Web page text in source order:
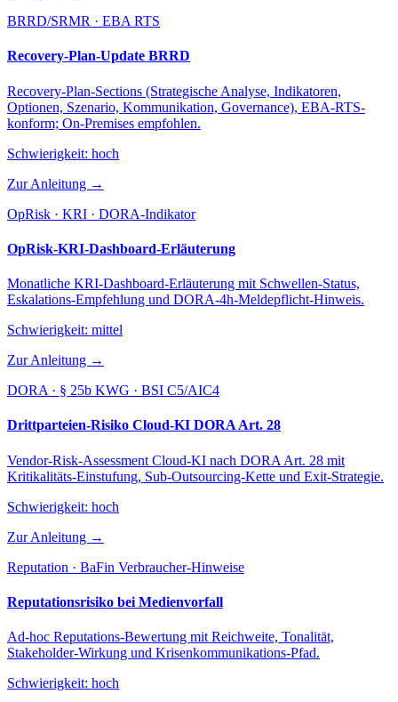
BRRD/SRMR · EBA RTS
Recovery-Plan-Update BRRD
Recovery-Plan-Sections (Strategische Analyse, Indikatoren,
Optionen, Szenario, Kommunikation, Governance), EBA-RTS-
konform; On-Premises empfohlen.
Schwierigkeit: hoch
Zur Anleitung →
OpRisk · KRI · DORA-Indikator
OpRisk-KRI-Dashboard-Erläuterung
Monatliche KRI-Dashboard-Erläuterung mit Schwellen-Status,
Eskalations-Empfehlung und DORA-4h-Meldepflicht-Hinweis.
Schwierigkeit: mittel
Zur Anleitung →
DORA · § 25b KWG · BSI C5/AIC4
Drittparteien-Risiko Cloud-KI DORA Art. 28
Vendor-Risk-Assessment Cloud-KI nach DORA Art. 28 mit
Kritikalitäts-Einstufung, Sub-Outsourcing-Kette und Exit-Strategie.
Schwierigkeit: hoch
Zur Anleitung →
Reputation · BaFin Verbraucher-Hinweise
Reputationsrisiko bei Medienvorfall
Ad-hoc Reputations-Bewertung mit Reichweite, Tonalität,
Stakeholder-Wirkung und Krisenkommunikations-Pfad.
Schwierigkeit: hoch